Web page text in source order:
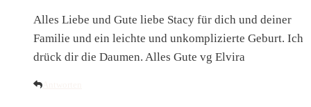
Alles Liebe und Gute liebe Stacy für dich und deiner
Familie und ein leichte und unkomplizierte Geburt. Ich
drück dir die Daumen. Alles Gute vg Elvira